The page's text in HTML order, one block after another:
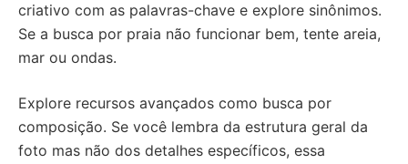
criativo com as palavras-chave e explore sinônimos.
Se a busca por praia não funcionar bem, tente areia,
mar ou ondas.
Explore recursos avançados como busca por
composição. Se você lembra da estrutura geral da
foto mas não dos detalhes específicos, essa